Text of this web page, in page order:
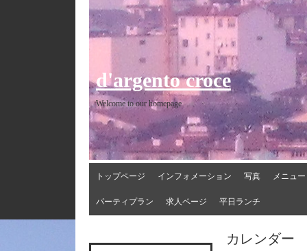
d'argento croce
Welcome to our homepage
トップページ インフォメーション 写真 メニュー
パーティプラン 求人ページ 平日ランチ
カレンダー